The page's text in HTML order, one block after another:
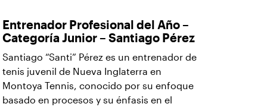
Entrenador Profesional del Año –
Categoría Junior – Santiago Pérez
Santiago “Santi” Pérez es un entrenador de
tenis juvenil de Nueva Inglaterra en
Montoya Tennis, conocido por su enfoque
basado en procesos y su énfasis en el